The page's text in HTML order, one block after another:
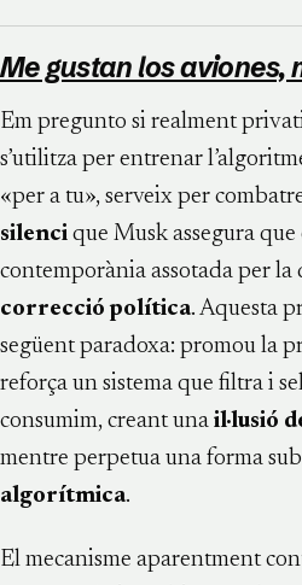
Me gustan los aviones,
Em pregunto si realment
s’utilitza per entrenar
«per a tu», serveix per
silenci que Musk assegura
contemporània assotada per la
correcció política. Aquesta
següent paradoxa: promou la
reforça un sistema que filtra i
consumim, creant una il·lusió
mentre perpetua una forma
algorítmica.
El mecanisme aparentment